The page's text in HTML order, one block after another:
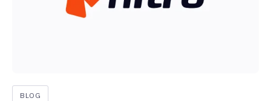
BLOG